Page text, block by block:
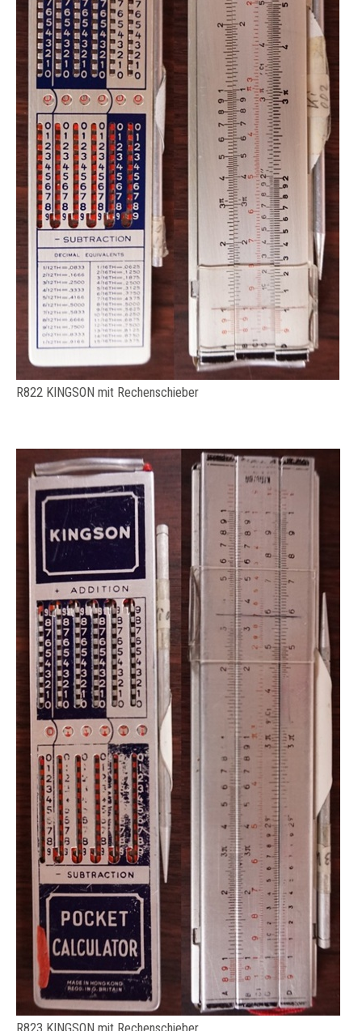
R822 KINGSON mit Rechenschieber